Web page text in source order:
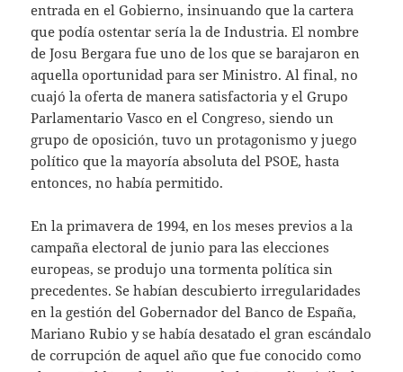
entrada en el Gobierno, insinuando que la cartera
que podía ostentar sería la de Industria. El nombre
de Josu Bergara fue uno de los que se barajaron en
aquella oportunidad para ser Ministro. Al final, no
cuajó la oferta de manera satisfactoria y el Grupo
Parlamentario Vasco en el Congreso, siendo un
grupo de oposición, tuvo un protagonismo y juego
político que la mayoría absoluta del PSOE, hasta
entonces, no había permitido.
En la primavera de 1994, en los meses previos a la
campaña electoral de junio para las elecciones
europeas, se produjo una tormenta política sin
precedentes. Se habían descubierto irregularidades
en la gestión del Gobernador del Banco de España,
Mariano Rubio y se había desatado el gran escándalo
de corrupción de aquel año que fue conocido como